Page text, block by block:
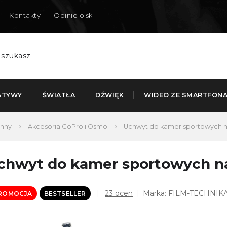
Kontakty Opinie o sklepie
ŚWIATŁA DŹWIĘK WIDEO ZE SMARTFONA
Akcesoria GoPro i Osmo Uchwyt do kamer sportowych
do kamer sportowych
BESTSELLER
Średnia
23 ocen Marka: FILM-